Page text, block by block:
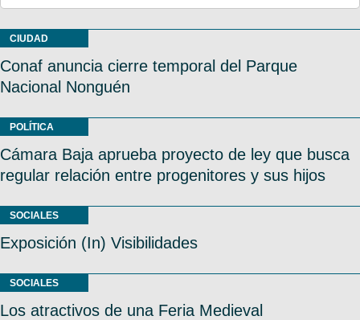
CIUDAD
Conaf anuncia cierre temporal del Parque
Nacional Nonguén
POLÍTICA
Cámara Baja aprueba proyecto de ley que busca
regular relación entre progenitores y sus hijos
SOCIALES
Exposición (In) Visibilidades
SOCIALES
Los atractivos de una Feria Medieval